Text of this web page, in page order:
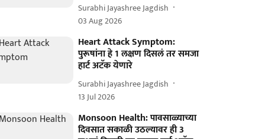
Surabhi Jayashree Jagdish
03 Aug 2026
Heart Attack Symptom:
पुरूषांना हे 1 लक्षण दिसलं तर समजा
हार्ट अटॅक येणारे
Surabhi Jayashree Jagdish
13 Jul 2026
Monsoon Health: पावसाळ्याच्या
दिवसात सकाळी उठल्यावर ही 3